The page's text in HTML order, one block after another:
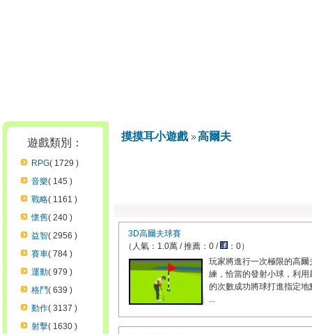
遊戲類別：
RPG( 1729 )
音樂( 145 )
戰略( 1161 )
懷舊( 240 )
益智( 2956 )
賽車( 784 )
運動( 979 )
格鬥( 639 )
動作( 3137 )
射擊( 1630 )
摸摸耳小遊戲 高爾夫
3D高爾夫球賽
（人氣：1.0萬 / 推薦：0 /
：0）
玩家將進行一次極限的高爾
練，恰當的發射小球，利用
的次數成功將球打進指定地
...